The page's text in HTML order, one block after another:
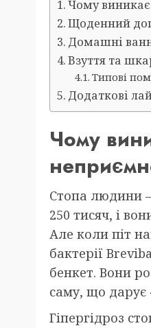
Чому
Щоденний
Домашні
Взуття та
Типові
Додаткові
Чому
Стопа людини
250 тисяч, і
Але коли піт
бактерії
бенкет. Вони
саму, що дарує
Гіпергідроз